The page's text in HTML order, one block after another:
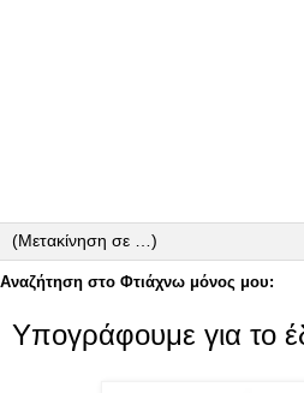
Αναζήτηση στο Φτιάχνω μόνος μου:
Υπογράφουμε για το